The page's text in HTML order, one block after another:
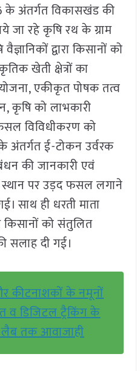
के अंतर्गत विकासखंड की
जा रहे कृषि रथ के ग्राम
द्वारा किसानों को
खेती क्षेत्रों का
योजना, एकीकृत पोषक तत्व
कृषि को लाभकारी
विविधीकरण को
अंतर्गत ई-टोकन उर्वरक
की जानकारी एवं
पर उड़द फसल लगाने
साथ ही धरती माता
को संतुलित
सलाह दी गई।
कीटनाशकों के नमूनों
व डिजिटल ट्रैकिंग के
लैब तक आवाजाही